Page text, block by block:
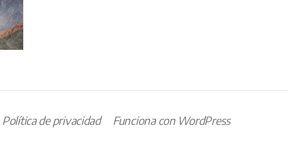
Política de privacidad Funciona con WordPress